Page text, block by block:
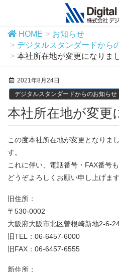
HOME
お知らせ
デジタルスタンダードから
本社所在地が変更になりま
2021年8月24日
デジタルスタンダードからのお知らせ
本社所在地が変更
この度本社所在地が変更となりま
す。
これに伴い、電話番号・FAX番号
どうぞよろしくお願い申し上げます
旧住所：
〒530-0002
大阪府大阪市北区曽根崎新地2-6-
旧TEL：06-6457-6000
旧FAX：06-6457-6555
新住所：